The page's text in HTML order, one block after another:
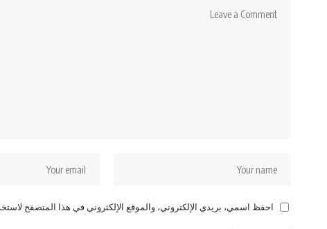
احفظ اسمي، بريدي الإلكتروني، والموقع الإلكتروني في هذا المتصفح